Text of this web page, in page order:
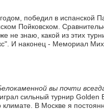
победил в испанской
Пойковском.
не знаю, какой из этих
И наконец - Мемориал
вы почти
сильный турнир Golden
В Москве я